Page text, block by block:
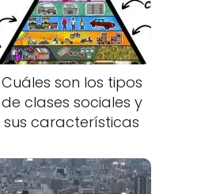
Cuáles son los tipos
de clases sociales y
sus características